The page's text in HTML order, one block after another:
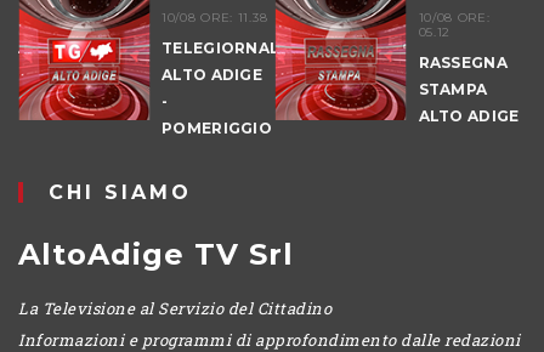
10/08 ORE: 11.38
TELEGIORNALE
ALTO ADIGE
-
10/08 ORE:
05.12
RASSEGNA
STAMPA
ALTO ADIGE
CHI SIAMO
AltoAdige TV Srl
La Televisione al Servizio del Cittadino
Informazioni e programmi di approfondimento dalle redazioni